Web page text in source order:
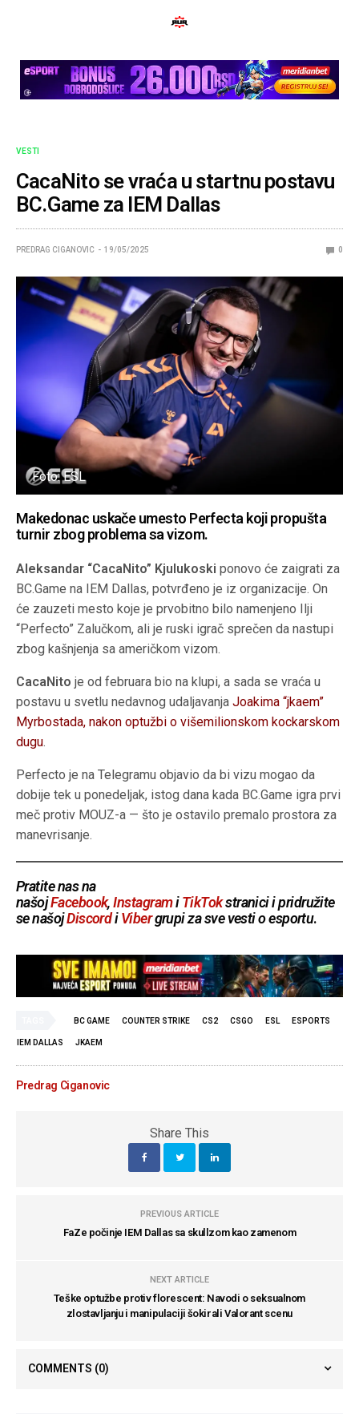
VESTI
CacaNito se vraća u startnu postavu
BC.Game za IEM Dallas
PREDRAG CIGANOVIC 19/05/2025 0
Foto: ESL
Makedonac uskače umesto Perfecta koji propušta
turnir zbog problema sa vizom.
Aleksandar “CacaNito” Kjulukoski ponovo će zaigrati za
BC.Game na IEM Dallas, potvrđeno je iz organizacije. On
će zauzeti mesto koje je prvobitno bilo namenjeno Ilji
“Perfecto” Zalučkom, ali je ruski igrač sprečen da nastupi
zbog kašnjenja sa američkom vizom.
CacaNitoje od februara bio na klupi, a sada se vraća u
postavu u svetlu nedavnog udaljavanjaJoakima “jkaem”
Myrbostada, nakon optužbi o višemilionskom kockarskom
dugu.
Perfecto je na Telegramu objavio da bi vizu mogao da
dobije tek u ponedeljak, istog dana kada BC.Game igra prvi
meč protiv MOUZ-a — što je ostavilo premalo prostora za
manevrisanje.
Pratite nas na
našojFacebook,InstagramiTikTokstranici i pridružite
se našojDiscordiVibergrupi za sve vesti o esportu.
BC GAME COUNTER STRIKE CS2 CSGO ESL ESPORTS
IEM DALLAS JKAEM
Predrag Ciganovic
Share This
PREVIOUS ARTICLE
FaZe počinje IEM Dallas sa skullzom kao zamenom
NEXT ARTICLE
Teške optužbe protiv florescent: Navodi o seksualnom
zlostavljanju i manipulaciji šokirali Valorant scenu
COMMENTS (0)